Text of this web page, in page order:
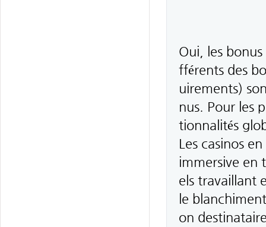
Oui, les
fférents des
uirements)
nus. Pour les
tionnalités
Les casinos
immersive en
els travaillant
le
on